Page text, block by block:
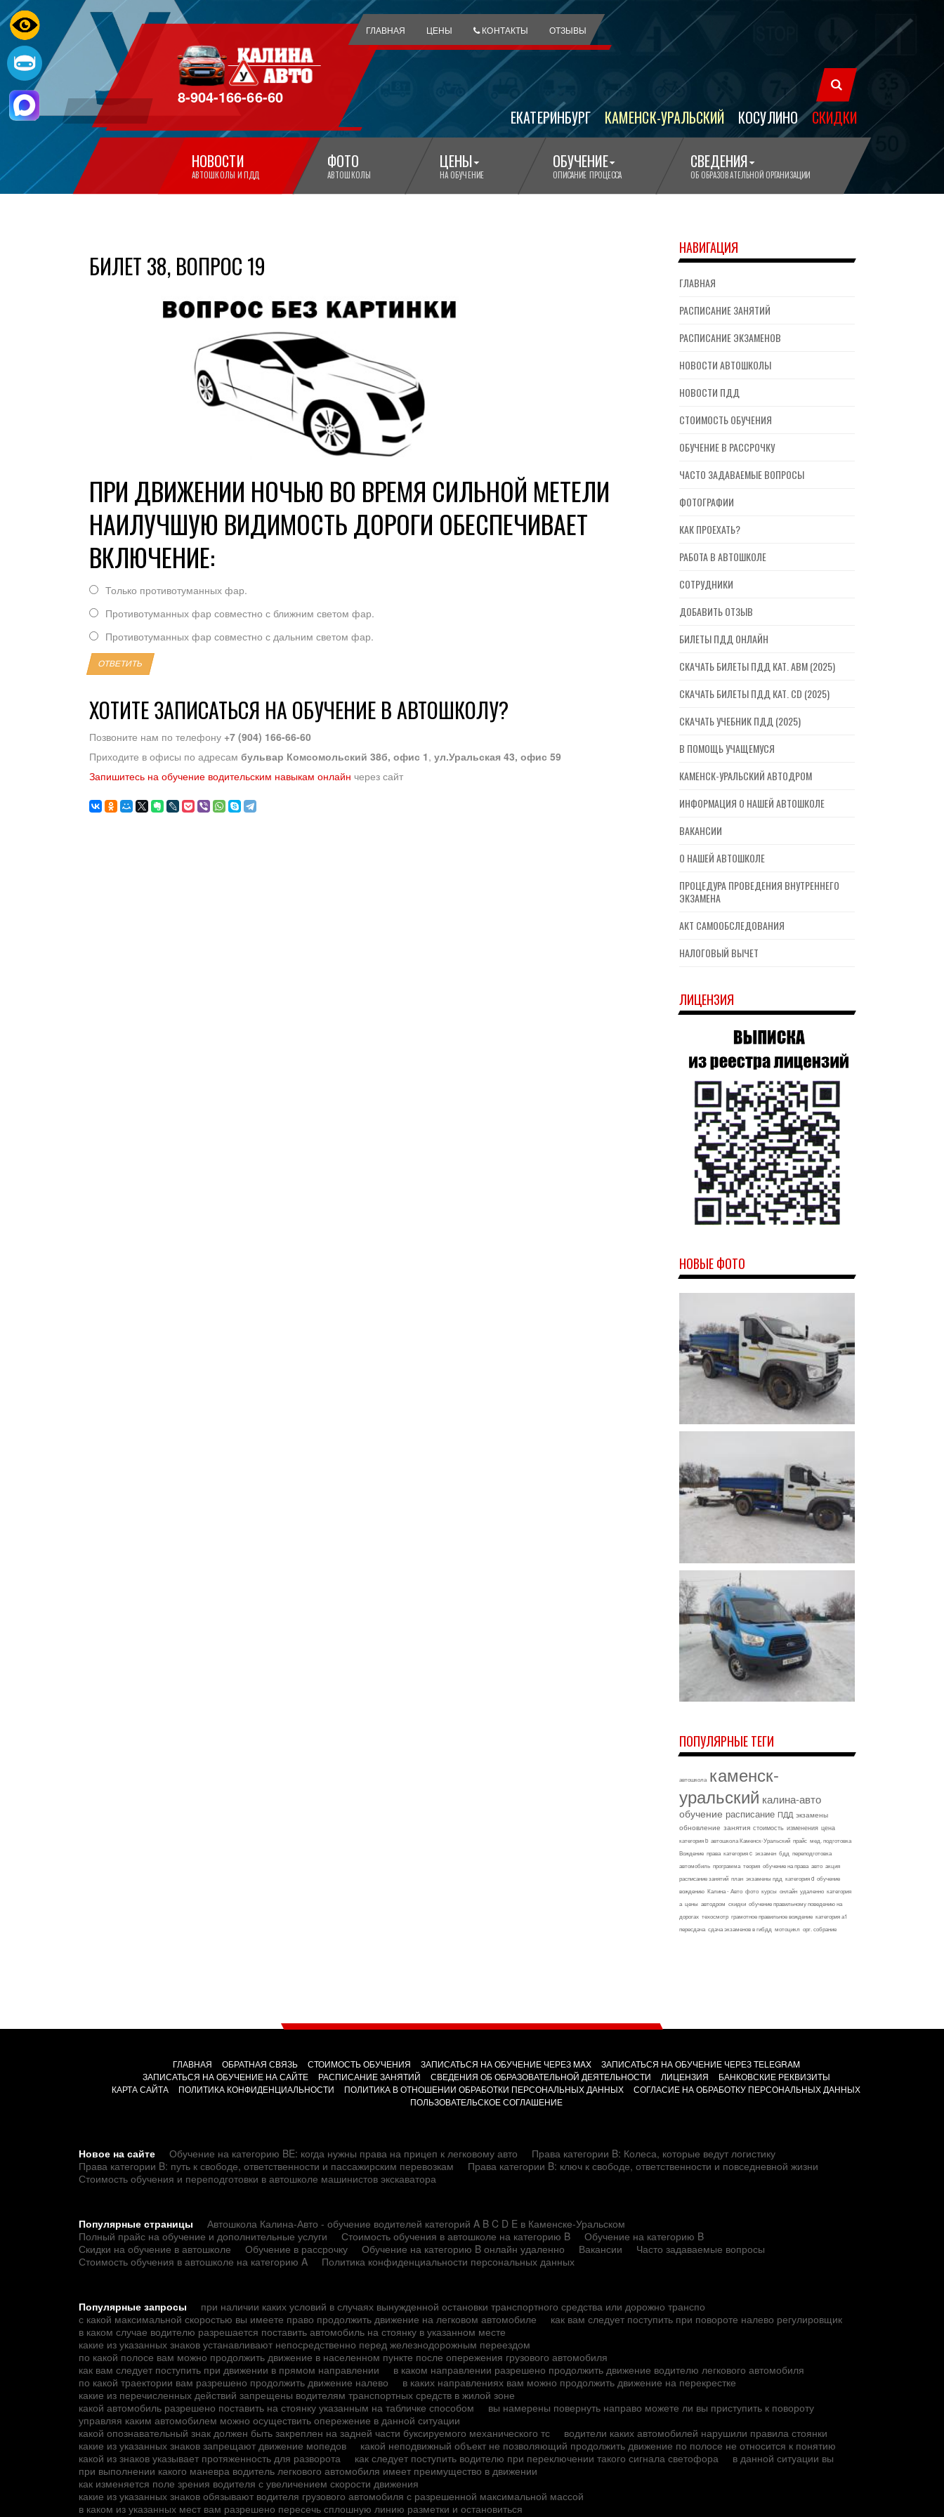
ГЛАВНАЯ ЦЕНЫ КОНТАКТЫ ОТЗЫВЫ
8-904-166-66-60
НОВОСТИ
АВТОШКОЛЫ И ПДД
ФОТО
АВТОШКОЛЫ
ЦЕНЫ
НА ОБУЧЕНИЕ
ОБУЧЕНИЕ
ОПИСАНИЕ ПРОЦЕССА
СВЕДЕНИЯ
ОБ ОБРАЗОВАТЕЛЬНОЙ ОРГАНИЗАЦИИ
ЕКАТЕРИНБУРГ КАМЕНСК-УРАЛЬСКИЙ КОСУЛИНО СКИДКИ
БИЛЕТ 38, ВОПРОС 19
ПРИ ДВИЖЕНИИ НОЧЬЮ ВО ВРЕМЯ СИЛЬНОЙ МЕТЕЛИ
НАИЛУЧШУЮ ВИДИМОСТЬ ДОРОГИ ОБЕСПЕЧИВАЕТ
ВКЛЮЧЕНИЕ:
Только противотуманных фар.
Противотуманных фар совместно с ближним светом фар.
Противотуманных фар совместно с дальним светом фар.
ОТВЕТИТЬ
ХОТИТЕ ЗАПИСАТЬСЯ НА ОБУЧЕНИЕ В АВТОШКОЛУ?
Позвоните нам по телефону +7 (904) 166-66-60
Приходите в офисы по адресам бульвар Комсомольский 38б, офис 1, ул.Уральская 43, офис 59
Запишитесь на обучение водительским навыкам онлайн через сайт
НАВИГАЦИЯ
ГЛАВНАЯ
РАСПИСАНИЕ ЗАНЯТИЙ
РАСПИСАНИЕ ЭКЗАМЕНОВ
НОВОСТИ АВТОШКОЛЫ
НОВОСТИ ПДД
СТОИМОСТЬ ОБУЧЕНИЯ
ОБУЧЕНИЕ В РАССРОЧКУ
ЧАСТО ЗАДАВАЕМЫЕ ВОПРОСЫ
ФОТОГРАФИИ
КАК ПРОЕХАТЬ?
РАБОТА В АВТОШКОЛЕ
СОТРУДНИКИ
ДОБАВИТЬ ОТЗЫВ
БИЛЕТЫ ПДД ОНЛАЙН
СКАЧАТЬ БИЛЕТЫ ПДД КАТ. ABM (2025)
СКАЧАТЬ БИЛЕТЫ ПДД КАТ. CD (2025)
СКАЧАТЬ УЧЕБНИК ПДД (2025)
В ПОМОЩЬ УЧАЩЕМУСЯ
КАМЕНСК-УРАЛЬСКИЙ АВТОДРОМ
ИНФОРМАЦИЯ О НАШЕЙ АВТОШКОЛЕ
ВАКАНСИИ
О НАШЕЙ АВТОШКОЛЕ
ПРОЦЕДУРА ПРОВЕДЕНИЯ ВНУТРЕННЕГО
ЭКЗАМЕНА
АКТ САМООБСЛЕДОВАНИЯ
НАЛОГОВЫЙ ВЫЧЕТ
ЛИЦЕНЗИЯ
НОВЫЕ ФОТО
ПОПУЛЯРНЫЕ ТЕГИ
автошкола каменск-
уральский калина-авто
обучение расписание ПДД экзамены
обновление занятия стоимость изменения цена
категория b автошкола Каменск-Уральский прайс мед. подготовка
Вождение права категория c экзамен бдд переподготовка
автомобиль программа теория обучение на права авто акция
расписание занятий план экзамены пдд категория d обучение
вождению Калина - Авто фото курсы онлайн удаленно категория
а цены автодром скидки обучение правильному поведению на
дорогах техосмотр грамотное правильное вождение категория а1
пересдача сдача экзаменов в гибдд мотоцикл орг. собрание
ГЛАВНАЯ ОБРАТНАЯ СВЯЗЬ СТОИМОСТЬ ОБУЧЕНИЯ ЗАПИСАТЬСЯ НА ОБУЧЕНИЕ ЧЕРЕЗ MAX
ЗАПИСАТЬСЯ НА ОБУЧЕНИЕ ЧЕРЕЗ TELEGRAM
ЗАПИСАТЬСЯ НА ОБУЧЕНИЕ НА САЙТЕ
РАСПИСАНИЕ ЗАНЯТИЙ СВЕДЕНИЯ ОБ ОБРАЗОВАТЕЛЬНОЙ ДЕЯТЕЛЬНОСТИ ЛИЦЕНЗИЯ
БАНКОВСКИЕ РЕКВИЗИТЫ
КАРТА САЙТА
ПОЛИТИКА КОНФИДЕНЦИАЛЬНОСТИ ПОЛИТИКА В ОТНОШЕНИИ ОБРАБОТКИ ПЕРСОНАЛЬНЫХ ДАННЫХ
СОГЛАСИЕ НА ОБРАБОТКУ ПЕРСОНАЛЬНЫХ ДАННЫХ
ПОЛЬЗОВАТЕЛЬСКОЕ СОГЛАШЕНИЕ
Новое на сайте Обучение на категорию BE: когда нужны права на прицеп к легковому авто
Права категории B: Колеса, которые ведут логистику
Права категории B: путь к свободе, ответственности и пассажирским перевозкам
Права категории B: ключ к свободе, ответственности и повседневной жизни
Стоимость обучения и переподготовки в автошколе машинистов экскаватора
Популярные страницы
Автошкола Калина-Авто - обучение водителей категорий A B C D E в Каменске-Уральском
Полный прайс на обучение и дополнительные услуги
Стоимость обучения в автошколе на категорию B
Обучение на категорию B
Скидки на обучение в автошколе
Обучение в рассрочку Обучение на категорию B онлайн удаленно Вакансии
Часто задаваемые вопросы
Стоимость обучения в автошколе на категорию A
Политика конфиденциальности персональных данных
Популярные запросы
при наличии каких условий в случаях вынужденной остановки транспортного средства или дорожно транспо
с какой максимальной скоростью вы имеете право продолжить движение на легковом автомобиле
как вам следует поступить при повороте налево регулировщик
в каком случае водителю разрешается поставить автомобиль на стоянку в указанном месте
какие из указанных знаков устанавливают непосредственно перед железнодорожным переездом
по какой полосе вам можно продолжить движение в населенном пункте после опережения грузового автомобиля
как вам следует поступить при движении в прямом направлении
в каком направлении разрешено продолжить движение водителю легкового автомобиля
по какой траектории вам разрешено продолжить движение налево
в каких направлениях вам можно продолжить движение на перекрестке
какие из перечисленных действий запрещены водителям транспортных средств в жилой зоне
какой автомобиль разрешено поставить на стоянку указанным на табличке способом
вы намерены повернуть направо можете ли вы приступить к повороту
управляя каким автомобилем можно осуществить опережение в данной ситуации
какой опознавательный знак должен быть закреплен на задней части буксируемого механического тс
водители каких автомобилей нарушили правила стоянки
какие из указанных знаков запрещают движение мопедов
какой неподвижный объект не позволяющий продолжить движение по полосе не относится к понятию
какой из знаков указывает протяженность для разворота
как следует поступить водителю при переключении такого сигнала светофора
в данной ситуации вы
при выполнении какого маневра водитель легкового автомобиля имеет преимущество в движении
как изменяется поле зрения водителя с увеличением скорости движения
какие из указанных знаков обязывают водителя грузового автомобиля с разрешенной максимальной массой
в каком из указанных мест вам разрешено пересечь сплошную линию разметки и остановиться